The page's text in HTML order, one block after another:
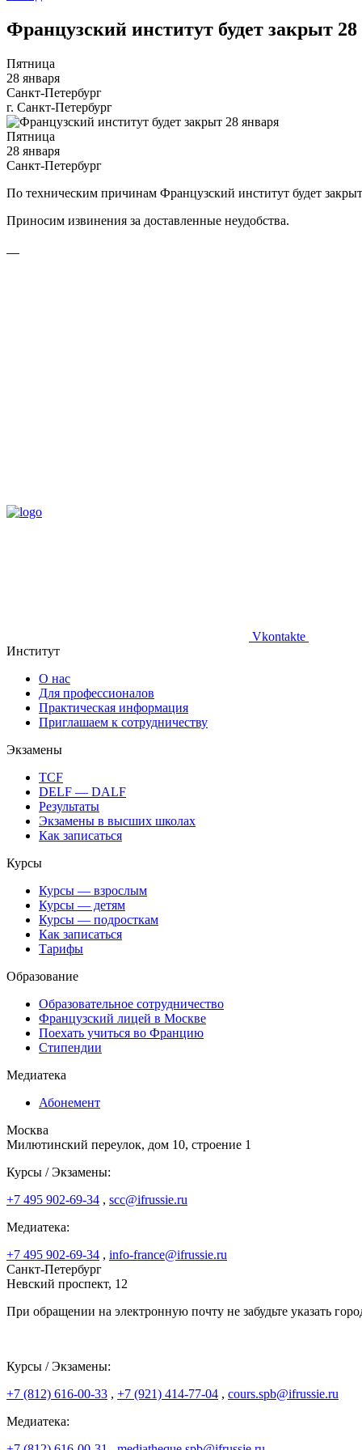
Французский институт будет закрыт
Пятница
28 января
Санкт-Петербург
г. Санкт-Петербург
Пятница
28 января
Санкт-Петербург
По техническим причинам Французский институт будет
Приносим извинения за доставленные неудобства.
Vkontakte
Институт
О нас
Для профессионалов
Практическая информация
Приглашаем к сотрудничеству
Экзамены
TCF
DELF — DALF
Результаты
Экзамены в высших школах
Как записаться
Курсы
Курсы — взрослым
Курсы — детям
Курсы — подросткам
Как записаться
Тарифы
Образование
Образовательное сотрудничество
Французский лицей в Москве
Поехать учиться во Францию
Стипендии
Медиатека
Абонемент
Москва
Милютинский переулок, дом 10, строение 1
Курсы / Экзамены:
+7 495 902-69-34 , scc@ifrussie.ru
Медиатека:
+7 495 902-69-34 , info-france@ifrussie.ru
Санкт-Петербург
Невский проспект, 12
При обращении на электронную почту не забудьте указать
Курсы / Экзамены:
+7 (812) 616-00-33 , +7 (921) 414-77-04 , cours.spb@ifrussie.ru
Медиатека: